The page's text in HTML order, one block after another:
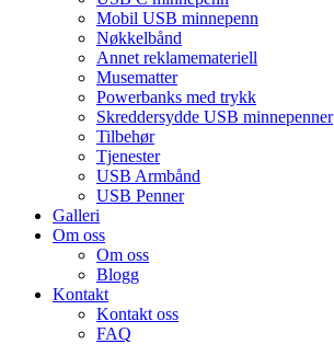
Mobil USB minnepenn
Nøkkelbånd
Annet reklamemateriell
Musematter
Powerbanks med trykk
Skreddersydde USB minnepenner
Tilbehør
Tjenester
USB Armbånd
USB Penner
Galleri
Om oss
Om oss
Blogg
Kontakt
Kontakt oss
FAQ